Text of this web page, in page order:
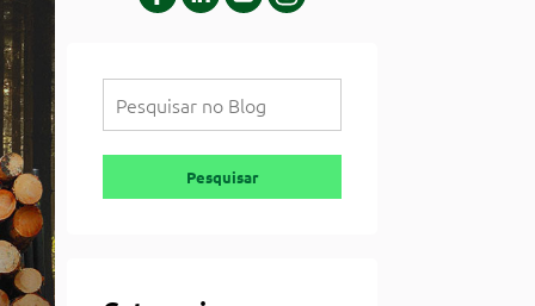
Pesquisar
Pesquisar